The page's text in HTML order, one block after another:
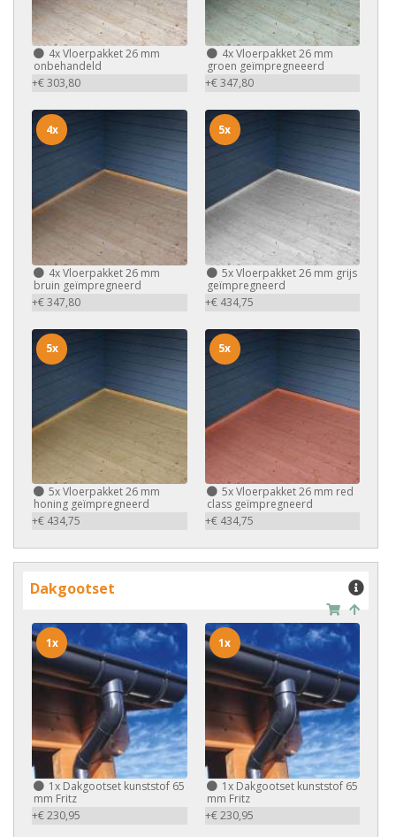
4xVloerpakket 26 mm
onbehandeld
+€ 303,80
4xVloerpakket 26 mm
groen geïmpregneeerd
+€ 347,80
4xVloerpakket 26 mm
bruin geïmpregneerd
+€ 347,80
4x
5xVloerpakket 26 mm grijs
geïmpregneerd
+€ 434,75
5x
5xVloerpakket 26 mm
honing geïmpregneerd
+€ 434,75
5x
5xVloerpakket 26 mm red
class geïmpregneerd
+€ 434,75
5x
Dakgootset
1x Dakgootset kunststof 65
mm Fritz
+€ 230,95
1x
1xDakgootset kunststof 65
mm Fritz
+€ 230,95
1x